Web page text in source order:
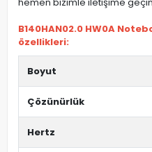
B140HAN02.0 HW0A
özellikleri:
Boyut
Çözünürlük
Hertz